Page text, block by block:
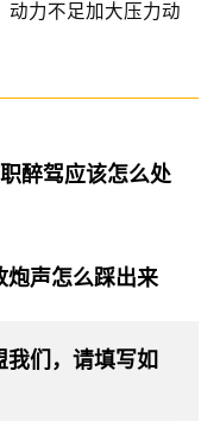
动力不足加大压力动
醉驾应该怎么处
炮声怎么踩出来
们，请填写如